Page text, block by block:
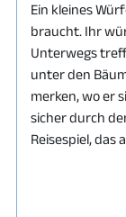
Ein kleines
braucht. Ihr
Unterwegs
unter den
merken, wo er
sicher durch
Reisespiel, das